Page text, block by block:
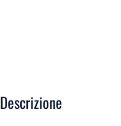
Descrizione